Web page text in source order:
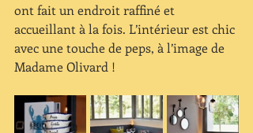
ont fait un endroit raffiné et
accueillant à la fois. L’intérieur est chic
avec une touche de peps, à l’image de
Madame Olivard !